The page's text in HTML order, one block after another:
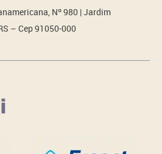
Nº 980 | Jardim
– Cep 91050-000